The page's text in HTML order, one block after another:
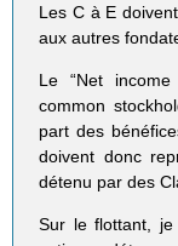
Les C à E
aux autres
Le “Net
common
part des
doivent donc
détenu par des
Sur le flottant, je